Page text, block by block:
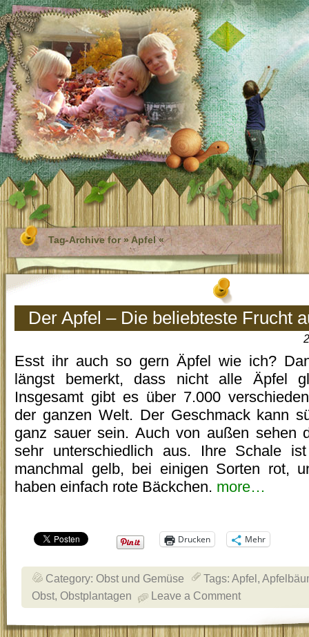
Tag-Archive for » Apfel «
Der Apfel – Die beliebteste Frucht
Esst ihr auch so gern Äpfel wie ich?
längst bemerkt, dass nicht alle Äpfel
Insgesamt gibt es über 7.000
der ganzen Welt. Der Geschmack kann
ganz sauer sein. Auch von außen sehen
sehr unterschiedlich aus. Ihre Schale
manchmal gelb, bei einigen Sorten rot,
haben einfach rote Bäckchen. more…
Drucken Mehr
Category: Obst und Gemüse Tags: Apfel,
Obst, Obstplantagen Leave a Comment